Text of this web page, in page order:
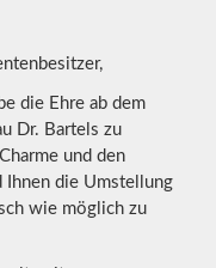
die Ehre ab dem
Dr. Bartels zu
und den
Ihnen die Umstellung
wie möglich zu